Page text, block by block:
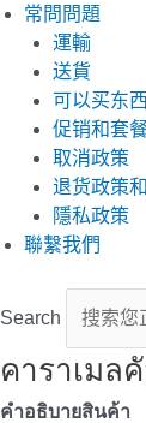
常問問題
運輸
送貨
可以买东
促销和套
取消政策
退货政策
隱私政策
聯繫我們
Search
คาราเมล
คำอธิบายสินค้า